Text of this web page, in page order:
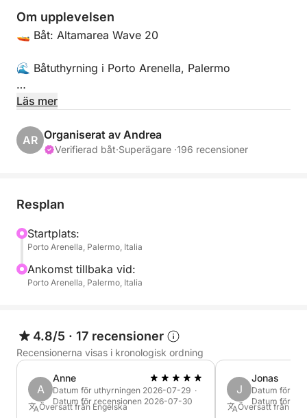
Om upplevelsen
🚤 Båt: Altamarea Wave 20
🌊 Båtuthyrning i Porto Arenella, Palermo
📍 Plats:
Tonnara, Palermo 90142
🛠️ Bekvämligheter:
• Bekväma säten
• Markis
• Badstege
• Säkerhetsutrustning, inklusive flytvästar
höjdpunkter inom 5 km:
📍 Capo Gallo naturreservat: Simma och snorkla
längs den fantastiska naturen längs denna klippiga
kustlinje
Läs mer
AR Organiserat av Andrea
Verifierad båt·Superägare ·196 recensioner
Resplan
Startplats:
Porto Arenella, Palermo, Italia
Ankomst tillbaka vid:
Porto Arenella, Palermo, Italia
4.8/5 · 17 recensioner
Recensionerna visas i kronologisk ordning
A
Anne
Datum för uthyrningen 2026-07-29 ·
Datum för recensionen 2026-07-30
Översatt från Engelska
J
Jonas
Datum för
Datum för
Översatt från